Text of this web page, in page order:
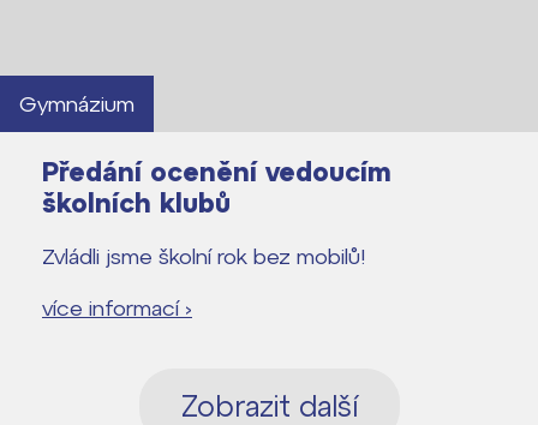
Gymnázium
Předání ocenění vedoucím
školních klubů
Zvládli jsme školní rok bez mobilů!
více informací ›
Zobrazit další